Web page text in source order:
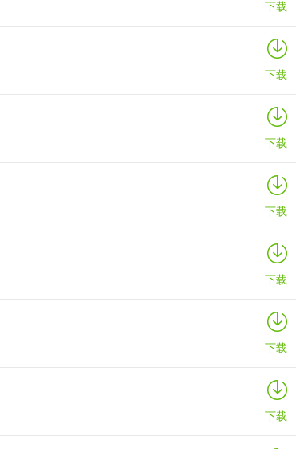
下载
下载
下载
下载
下载
下载
下载